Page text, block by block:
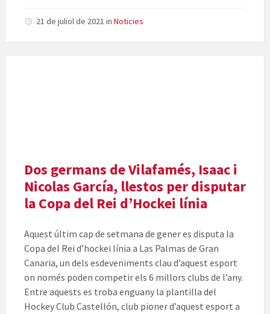
21 de juliol de 2021 in Noticies
Dos germans de Vilafamés, Isaac i
Nicolas García, llestos per disputar
la Copa del Rei d’Hockei línia
Aquest últim cap de setmana de gener es disputa la
Copa del Rei d’hockei línia a Las Palmas de Gran
Canaria, un dels esdeveniments clau d’aquest esport
on només poden competir els 6 millors clubs de l’any.
Entre aquests es troba enguany la plantilla del
HockeyClub Castellón, club pioner d’aquest esport a